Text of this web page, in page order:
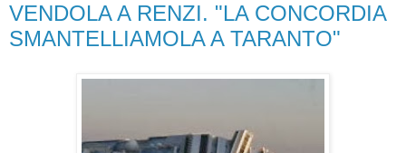
VENDOLA A RENZI. "LA CONCORDIA
SMANTELLIAMOLA A TARANTO"